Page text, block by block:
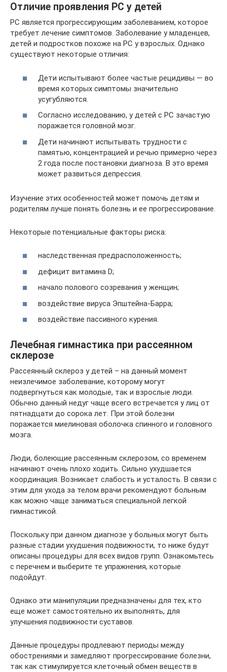
Отличие проявления РС у детей
РС является прогрессирующим заболеванием, которое
требует лечение симптомов. Заболевание у младенцев,
детей и подростков похоже на РС у взрослых. Однако
существуют некоторые отличия:
Дети испытывают более частые рецидивы — во
время которых симптомы значительно
усугубляются.
Согласно исследованию, у детей с РС зачастую
поражается головной мозг.
Дети начинают испытывать трудности с
памятью, концентрацией и речью примерно через
2 года после постановки диагноза. В это время
может развиться депрессия.
Изучение этих особенностей может помочь детям и
родителям лучше понять болезнь и ее прогрессирование.
Некоторые потенциальные факторы риска:
наследственная предрасположенность;
дефицит витамина D;
начало полового созревания у женщин;
воздействие вируса Эпштейна-Барра;
воздействие пассивного курения.
Лечебная гимнастика при рассеянном
склерозе
Рассеянный склероз у детей – на данный момент
неизлечимое заболевание, которому могут
подвергнуться как молодые, так и взрослые люди.
Обычно данный недуг чаще всего встречается у лиц от
пятнадцати до сорока лет. При этой болезни
поражается миелиновая оболочка спинного и головного
мозга.
Люди, болеющие рассеянным склерозом, со временем
начинают очень плохо ходить. Сильно ухудшается
координация. Возникает слабость и усталость. В связи с
этим для ухода за телом врачи рекомендуют больным
как можно чаще заниматься специальной легкой
гимнастикой.
Поскольку при данном диагнозе у больных могут быть
разные стадии ухудшения подвижности, то ниже будут
описаны процедуры для всех видов групп. Ознакомьтесь
с перечнем и выберите те упражнения, которые
подойдут.
Однако эти манипуляции предназначены для тех, кто
еще может самостоятельно их выполнять, для
улучшения подвижности суставов.
Данные процедуры продлевают периоды между
обострениями и замедляют прогрессирование болезни,
так как стимулируется клеточный обмен веществ в